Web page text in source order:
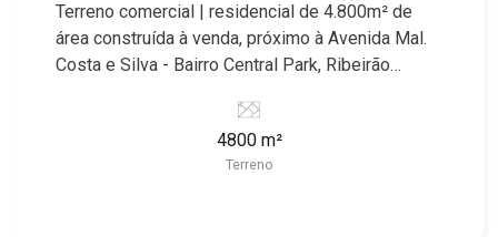
Terreno comercial | residencial de 4.800m² de
área construída à venda, próximo à Avenida Mal.
Costa e Silva - Bairro Central Park, Ribeirão
imóvel que a Martinelli Imobiliária selecionou
aprovado de 96 apartamentos de uma vaga com
4800 m²
Terreno